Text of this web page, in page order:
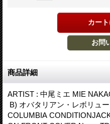
商品詳細
ARTIST : 中尾ミエ MIE
B) オバタリアン・レボリュ
COLUMBIA